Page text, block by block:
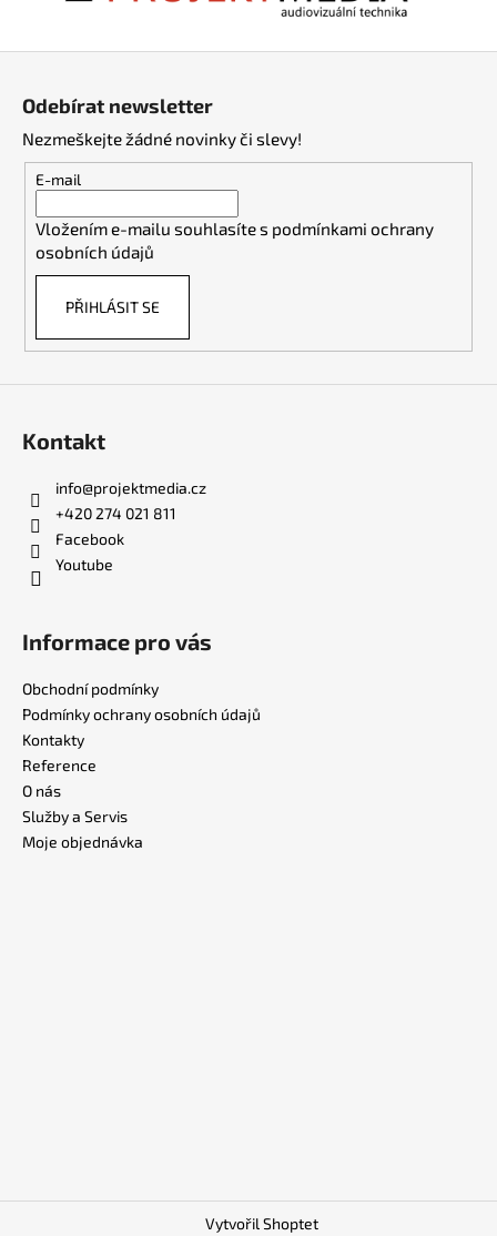
Odebírat newsletter
Nezmeškejte žádné novinky či slevy!
E-mail
Vložením e-mailu souhlasíte s podmínkami ochrany
osobních údajů
PŘIHLÁSIT SE
Kontakt
info@projektmedia.cz
+420 274 021 811
Facebook
Youtube
Informace pro vás
Obchodní podmínky
Podmínky ochrany osobních údajů
Kontakty
Reference
O nás
Služby a Servis
Moje objednávka
Vytvořil Shoptet